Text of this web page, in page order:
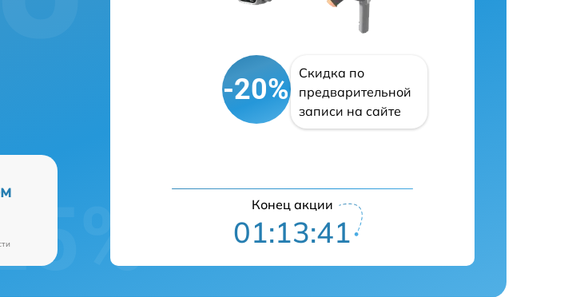
-20%
Скидка по
предварительной
записи на сайте
Конец акции
01:13:40